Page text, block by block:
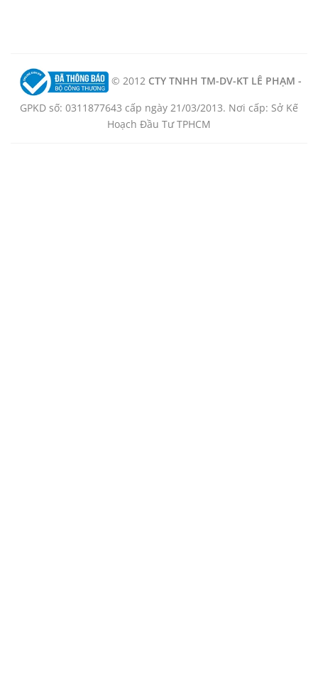
© 2012 CTY TNHH TM-DV-KT LÊ PHẠM -
GPKD số: 0311877643 cấp ngày 21/03/2013. Nơi cấp: Sở Kế
Hoạch Đầu Tư TPHCM